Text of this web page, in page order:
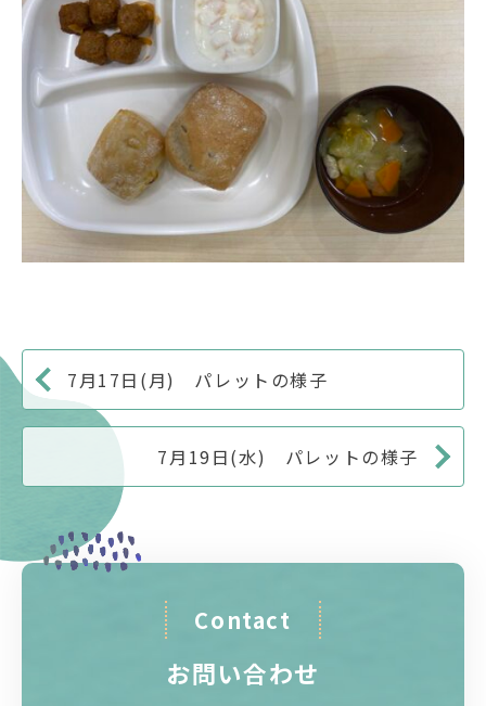
7月17日(月) パレットの様子
7月19日(水) パレットの様子
Contact
お問い合わせ